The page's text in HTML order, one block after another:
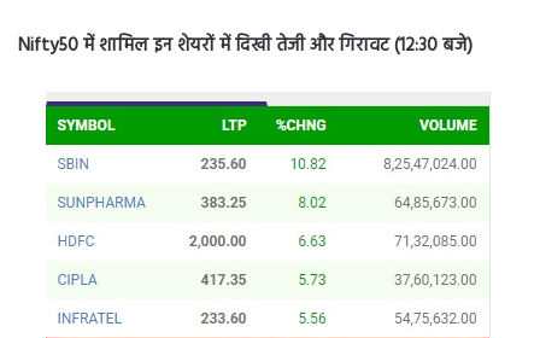
Nifty50 में शामिल इन शेयरों में दिखी तेजी और गिरावट (12:30 बजे)